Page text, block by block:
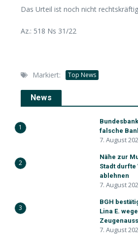
Das Urteil ist noch nicht
Az.: 518 Ns 31/22
Markiert: Top News
News
1
falsche
7. August
2
Nähe zur
Stadt durfte
ablehnen
7. August
3
BGH
Lina E.
7. August